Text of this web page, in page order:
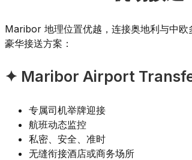
Maribor 地理位置优越，连接奥地利与中
豪华接送方案：
✦ Maribor Airport
专属司机举牌迎接
航班动态监控
私密、安全、准时
无缝衔接酒店或商务场所